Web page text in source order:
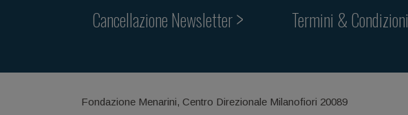
Cancellazione Newsletter
Termini & Condizioni
Fondazione Menarini, Centro Direzionale Milanofiori 20089